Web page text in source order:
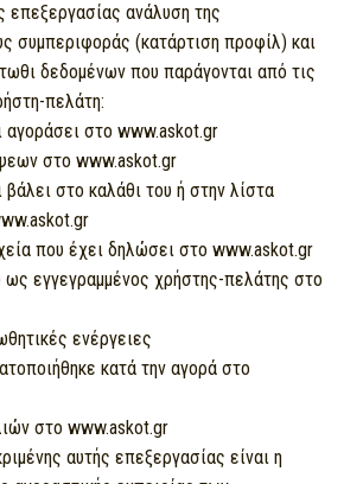
επεξεργασίας ανάλυση της
συμπεριφοράς (κατάρτιση προφίλ) και
δεδομένων που παράγονται από τις
πελάτη:
αγοράσει στο www.askot.gr
στο www.askot.gr
στο καλάθι του ή στην λίστα
που έχει δηλώσει στο www.askot.gr
ως εγγεγραμμένος χρήστης-πελάτης στο
ενέργειες
κατά την αγορά στο
στο www.askot.gr
αυτής επεξεργασίας είναι η